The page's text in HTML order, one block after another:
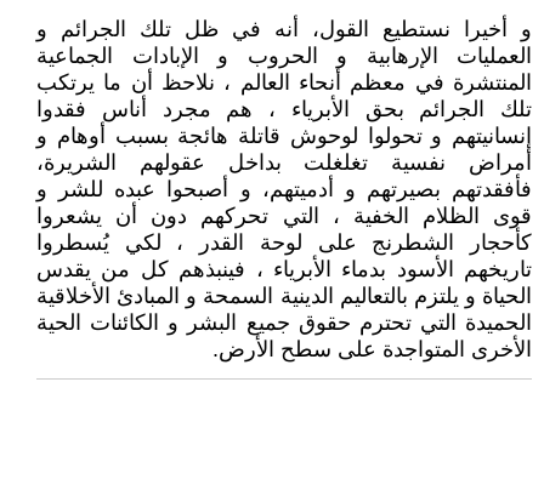
و أخيرا نستطيع القول، أنه في ظل تلك الجرائم و
العمليات الإرهابية و الحروب و الإبادات الجماعية
المنتشرة في معظم أنحاء العالم ، نلاحظ أن ما يرتكب
تلك الجرائم بحق الأبرياء ، هم مجرد أناس فقدوا
إنسانيتهم و تحولوا لوحوش قاتلة هائجة بسبب أوهام و
أمراض نفسية تغلغلت بداخل عقولهم الشريرة،
فأفقدتهم بصيرتهم و أدميتهم، و أصبحوا عبده للشر و
قوى الظلام الخفية ، التي تحركهم دون أن يشعروا
كأحجار الشطرنج على لوحة القدر ، لكي يُسطروا
تاريخهم الأسود بدماء الأبرياء ، فينبذهم كل من يقدس
الحياة و يلتزم بالتعاليم الدينية السمحة و المبادئ الأخلاقية
الحميدة التي تحترم حقوق جميع البشر و الكائنات الحية
الأخرى المتواجدة على سطح الأرض.